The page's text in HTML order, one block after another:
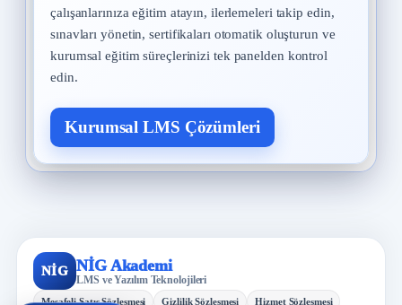
çalışanlarınıza eğitim atayın, ilerlemeleri takip edin,
sınavları yönetin, sertifikaları otomatik oluşturun ve
kurumsal eğitim süreçlerinizi tek panelden kontrol
edin.
Kurumsal LMS Çözümleri
NİG NİG Akademi
LMS ve Yazılım Teknolojileri
Mesafeli Satış Sözleşmesi Gizlilik Sözleşmesi Hizmet Sözleşmesi